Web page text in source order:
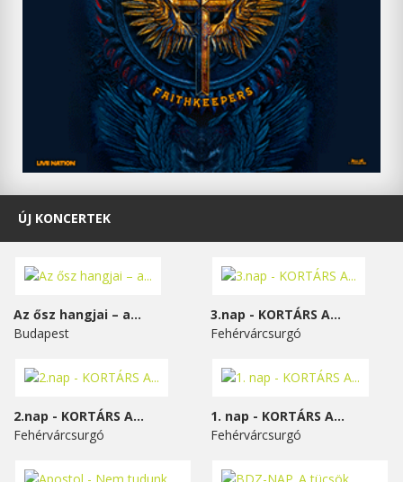
ÚJ KONCERTEK
Az ősz hangjai – a...
Budapest
3.nap - KORTÁRS A...
Fehérvárcsurgó
2.nap - KORTÁRS A...
Fehérvárcsurgó
1. nap - KORTÁRS A...
Fehérvárcsurgó